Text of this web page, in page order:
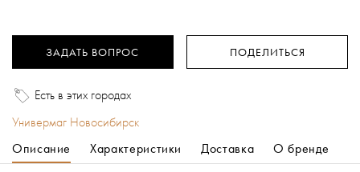
ЗАДАТЬ ВОПРОС ПОДЕЛИТЬСЯ
Есть в этих городах
Универмаг Новосибирск
Описание
Характеристики Доставка О бренде